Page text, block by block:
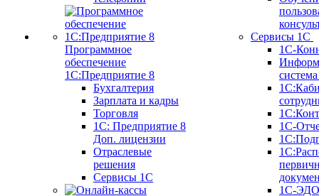
Программное
обеспечение
1С:Предприятие 8
Бухгалтерия
Зарплата и кадры
Торговля
1C: Предприятие 8
Доп. лицензии
Отраслевые
решения
Сервисы 1С
Сервисы 1С
1С-
1С-
1С-ЭДО